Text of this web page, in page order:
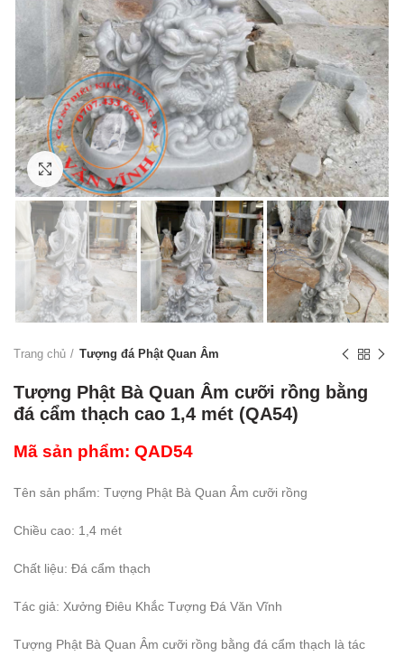
Click to enlarge
Trang chủ Tượng đá Phật Quan Âm
Tượng Phật Bà Quan Âm cưỡi rồng bằng
đá cẩm thạch cao 1,4 mét (QA54)
Mã sản phẩm: QAD54
Tên sản phẩm: Tượng Phật Bà Quan Âm cưỡi rồng
Chiều cao: 1,4 mét
Chất liệu: Đá cẩm thạch
Tác giả: Xưởng Điêu Khắc Tượng Đá Văn Vĩnh
Tượng Phật Bà Quan Âm cưỡi rồng bằng đá cẩm thạch là tác